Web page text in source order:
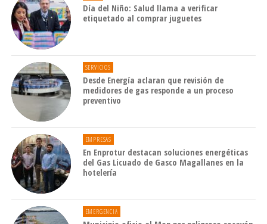
Día del Niño: Salud llama a verificar
etiquetado al comprar juguetes
SERVICIOS
Desde Energía aclaran que revisión de
medidores de gas responde a un proceso
preventivo
EMPRESAS
En Enprotur destacan soluciones energéticas
del Gas Licuado de Gasco Magallanes en la
hotelería
EMERGENCIA